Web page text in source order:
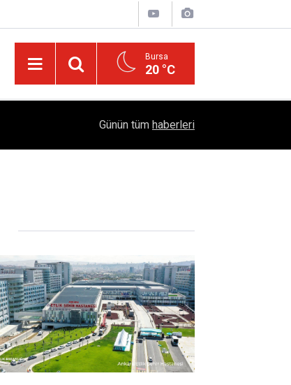
Bursa
20 °C
Sağlıklı Beslenmede Yeni Trend: Düşük
Günün tüm haberleri